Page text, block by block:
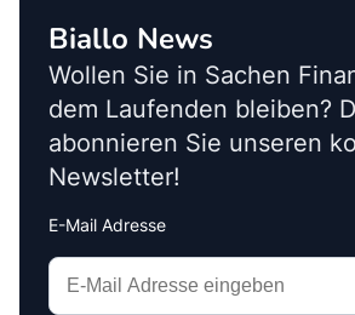
Biallo News
Wollen Sie in Sachen
dem Laufenden bleiben?
abonnieren Sie unseren
Newsletter!
E-Mail Adresse
Interests
Amount